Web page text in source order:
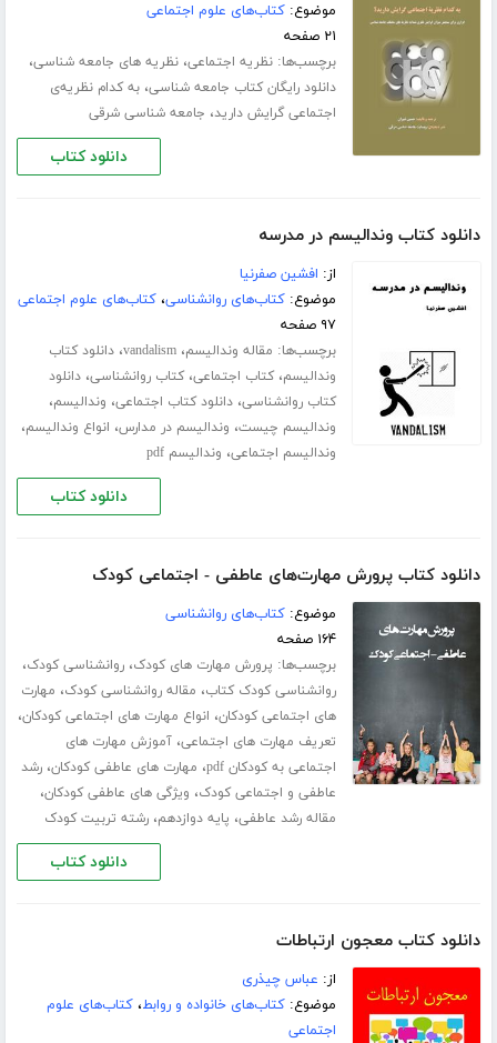
موضوع:کتاب‌های علوم اجتماعی
۲۱ صفحه
برچسب‌ها:نظریه اجتماعی،نظریه های جامعه شناسی،
دانلود رایگان کتاب جامعه شناسی،به کدام نظریه‌ی
اجتماعی گرایش دارید، جامعه شناسی شرقی
دانلود کتاب
دانلود کتاب وندالیسم در مدرسه
از: افشین صفرنیا
موضوع:کتاب‌های روانشناسی،کتاب‌های علوم اجتماعی
۹۷ صفحه
برچسب‌ها: مقاله وندالیسم،vandalism،دانلود کتاب
وندالیسم،کتاب اجتماعی،کتاب روانشناسی،دانلود
کتاب روانشناسی،دانلود کتاب اجتماعی، وندالیسم،
وندالیسم چیست، وندالیسم در مدارس، انواع وندالیسم،
وندالیسم اجتماعی، وندالیسم pdf
دانلود کتاب
دانلود کتاب پرورش مهارت‌های عاطفی - اجتماعی کودک
موضوع:کتاب‌های روانشناسی
۱۶۴ صفحه
برچسب‌ها: پرورش مهارت های کودک،روانشناسی کودک،
روانشناسی کودک کتاب، مقاله روانشناسی کودک، مهارت
های اجتماعی کودکان، انواع مهارت های اجتماعی کودکان،
تعریف مهارت های اجتماعی،آموزش مهارت های
اجتماعی به کودکان pdf
، مهارت های عاطفی کودکان،رشد
عاطفی و اجتماعی کودک، ویژگی های عاطفی کودکان،
مقاله رشد عاطفی، پایه دوازدهم،رشته تربیت کودک
دانلود کتاب
دانلود کتاب معجون ارتباطات
از: عباس چیذری
موضوع:کتاب‌های خانواده و روابط،کتاب‌های علوم
اجتماعی